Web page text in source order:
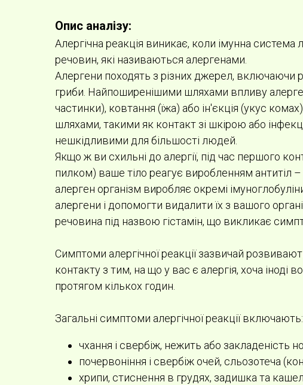
Опис аналізу:
Алергічна реакція виникає, коли імунна
речовин, які називаються алергенами.
Алергени походять з різних джерел, включаючи
гриби. Найпоширенішими шляхами впливу
частинки), ковтання (їжа) або ін'єкція (укус
шляхами, такими як контакт зі шкірою або
нешкідливими для більшості людей.
Якщо ж ви схильні до алергії, під час першого
пилком) ваше тіло реагує виробленням антитіл
алерген організм виробляє окремі
алергени і допомогти видалити їх з вашого
речовина під назвою гістамін, що викликає
Симптоми алергічної реакції зазвичай
контакту з тим, на що у вас є алергія, хоча
протягом кількох годин.
Загальні симптоми алергічної реакції включають:
чхання і свербіж, нежить або закладеність
почервоніння і свербіж очей, сльозотеча
хрипи, стиснення в грудях, задишка та